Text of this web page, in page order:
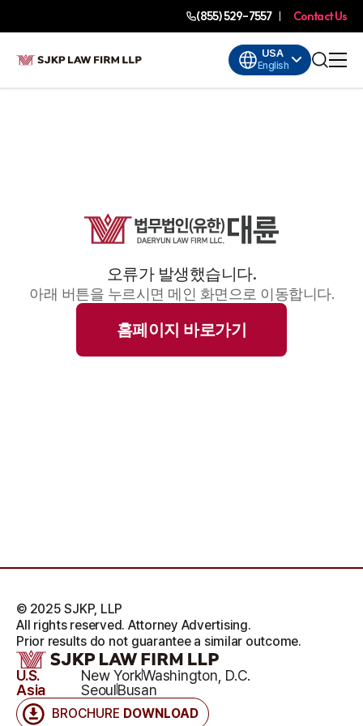
(855) 529-7557 Contact Us
USA
English
오류가 발생했습니다.
아래 버튼을 누르시면 메인 화면으로 이동합니다.
홈페이지 바로가기
BROCHURE DOWNLOAD
U.S. New YorkWashington, D.C.
Asia
SeoulBusan
© 2025 SJKP, LLP
All rights reserved. Attorney Advertising.
Prior results do not guarantee a similar outcome.